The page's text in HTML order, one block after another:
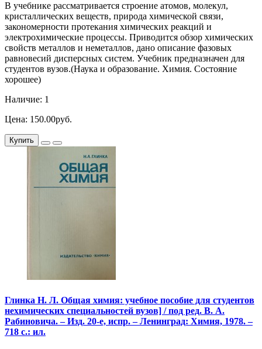
В учебнике рассматривается строение атомов, молекул,
кристаллических веществ, природа химической связи,
закономерности протекания химических реакций и
электрохимические процессы. Приводится обзор химических
свойств металлов и неметаллов, дано описание фазовых
равновесий дисперсных систем. Учебник предназначен для
студентов вузов.(Наука и образование. Химия. Состояние
хорошее)
Наличие: 1
Цена: 150.00руб.
Купить
Глинка Н. Л. Общая химия: учебное пособие для студентов
нехимических специальностей вузов] / под ред. В. А.
Рабиновича. – Изд. 20-е, испр. – Ленинград: Химия, 1978. –
718 с.: ил.